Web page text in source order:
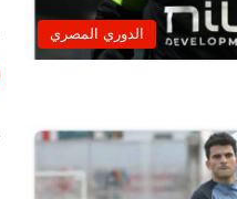
الدوري المصري